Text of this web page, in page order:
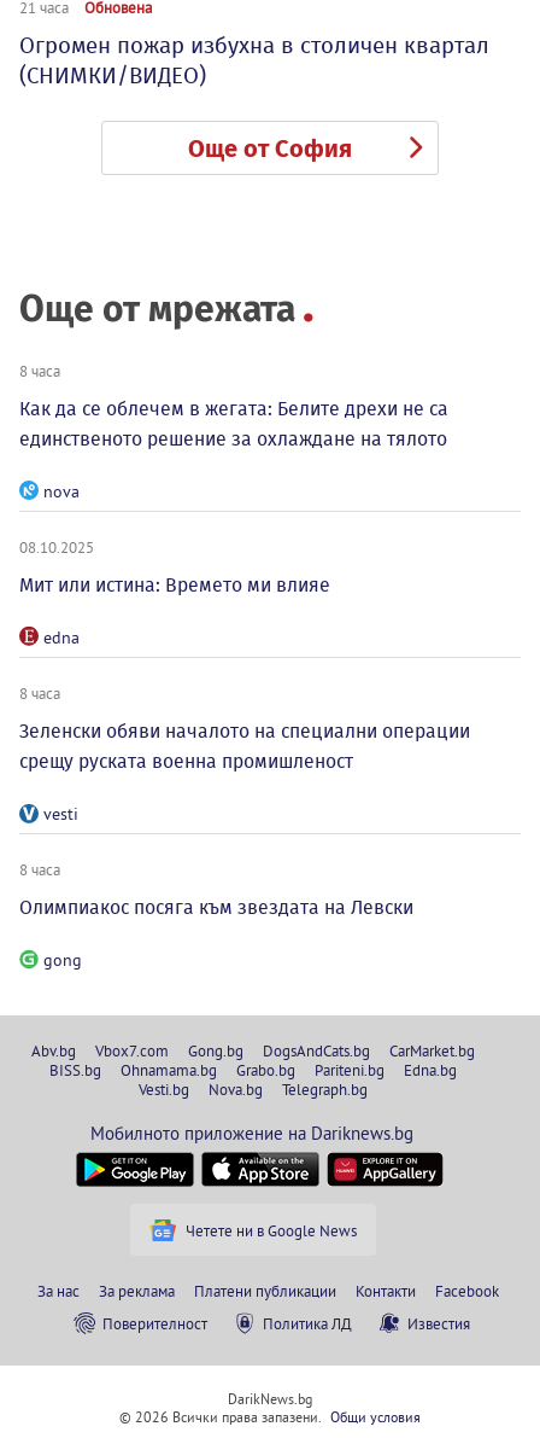
21 часа Обновена
Огромен пожар избухна в столичен квартал
(СНИМКИ/ВИДЕО)
Още от София
Още от мрежата
8 часа
Как да се облечем в жегата: Белите дрехи не са
единственото решение за охлаждане на тялото
nova
08.10.2025
Мит или истина: Времето ми влияе
edna
8 часа
Зеленски обяви началото на специални операции
срещу руската военна промишленост
vesti
8 часа
Олимпиакос посяга към звездата на Левски
gong
Abv.bg Vbox7.com Gong.bg DogsAndCats.bg
CarMarket.bg
BISS.bg
Ohnamama.bg Grabo.bg Pariteni.bg
Edna.bg
Vesti.bg
Nova.bg Telegraph.bg
Мобилното приложение на Dariknews.bg
Четете ни в Google News
За нас За реклама Платени публикации Контакти
Facebook
Поверителност
Политика ЛД Известия
DarikNews.bg
© 2026 Всички права запазени. Общи условия